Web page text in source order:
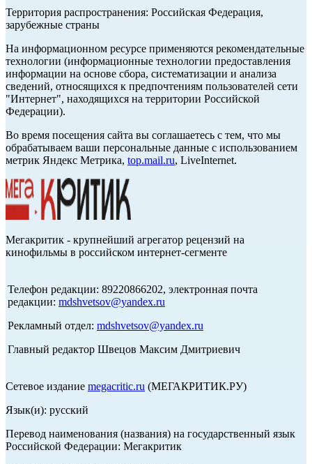
Территория распространения: Российская Федерация,
зарубежные страны
На информационном ресурсе применяются рекомендательные
технологии (информационные технологии предоставления
информации на основе сбора, систематизации и анализа
сведений, относящихся к предпочтениям пользователей сети
"Интернет", находящихся на территории Российской
Федерации).
Во время посещения сайта вы соглашаетесь с тем, что мы
обрабатываем ваши персональные данные с использованием
метрик Яндекс Метрика, top.mail.ru, LiveInternet.
Мегакритик - крупнейший агрегатор рецензий на
кинофильмы в российском интернет-сегменте
Телефон редакции: 89220866202, электронная почта
редакции: mdshvetsov@yandex.ru
Рекламный отдел: mdshvetsov@yandex.ru
Главный редактор Швецов Максим Дмитриевич
Сетевое издание megacritic.ru (МЕГАКРИТИК.РУ)
Язык(и): русский
Перевод наименования (названия) на государственный язык
Российской Федерации: Мегакритик